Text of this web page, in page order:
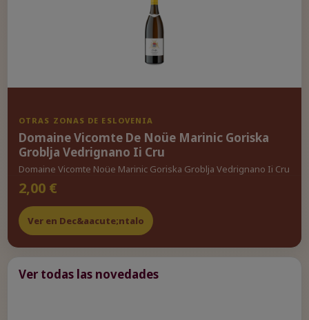
OTRAS ZONAS DE ESLOVENIA
Domaine Vicomte De Noüe Marinic Goriska
Groblja Vedrignano Ii Cru
Domaine Vicomte Noüe Marinic Goriska Groblja Vedrignano Ii Cru
2,00 €
Ver en Dec&aacute;ntalo
Ver todas las novedades